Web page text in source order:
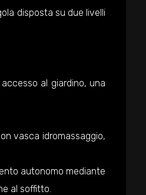
disposta su due livelli
al giardino, una
vasca idromassaggio,
autonomo mediante
al soffitto.